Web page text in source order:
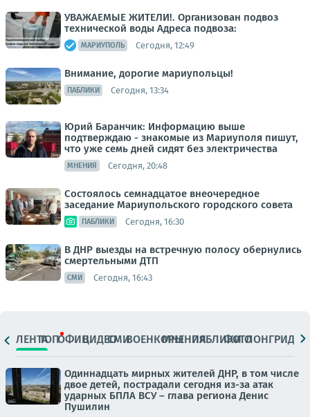
УВАЖАЕМЫЕ ЖИТЕЛИ!. Организован подвоз
технической воды Адреса подвоза:
МАРИУПОЛЬ Сегодня, 12:49
Внимание, дорогие мариупольцы!
ПАБЛИКИ Сегодня, 13:34
Юрий Баранчик: Информацию выше
подтверждаю - знакомые из Мариуполя пишут,
что уже семь дней сидят без электричества
МНЕНИЯ Сегодня, 20:48
Состоялось семнадцатое внеочередное
заседание Мариупольского городского совета
ПАБЛИКИ Сегодня, 16:30
В ДНР выезды на встречную полосу обернулись
смертельными ДТП
СМИ Сегодня, 16:43
ЛЕНТАТОПОФИЦ.ВИДЕОСМИВОЕНКОРЫМНЕНИЯПАБЛИКИ
ФОТОЛОНГРИДЫ
Одиннадцать мирных жителей ДНР, в том числе
двое детей, пострадали сегодня из-за атак
ударных БПЛА ВСУ – глава региона Денис
Пушилин